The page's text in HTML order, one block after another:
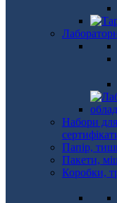
Набори
Папір,
Пакети,
Коробки,